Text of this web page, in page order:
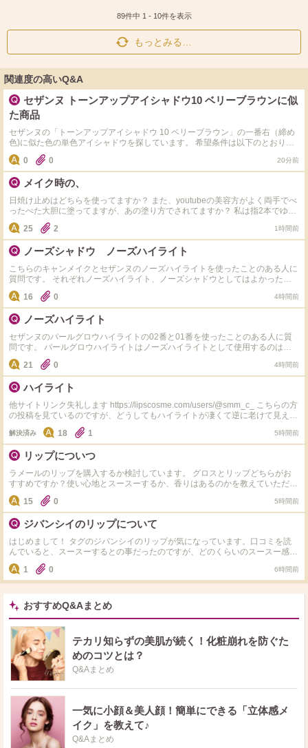
89件中 1 - 10件を表示
もっとみる…
関連度の高いQ&A
セザンヌ トーンアップアイシャドウ10 ベリーブラウンに似
た商品
セザンヌの「トーンアップアイシャドウ 10 ベリーブラウン」の一番右（締め
色)に似た色の単色アイシャドウを探しています。 希望条件は以下のとおりで
す。 ・1,000円以下 ・色味ができるだけ似ている ・大粒ラメではなく、小さ
なラメや繊細なパール感がある 「これはかなり似ている」「実際に代用して
いる」という商品があれば、メーカー名・商品名・色番も教えていただけると
嬉しいです。 よろしくお願いします。
0 0 20分前
メイク時の、
日焼け止めはどちらを使ってますか？ また、youtubeの美容方がよく両手でべ
ったべた大胆に塗ってますが、あの塗り方でされてますか？ 私は指2本でゆっ
くり丁寧に塗ってます。
25 2 1時間前
ノーズシャドウ ノーズハイライト
こちらのキャンメイクとセザンヌのノーズハイライトを使ったことのある人に
質問です。 それぞれノーズハイライト、ノーズシャドウとしてはよかったで
すか？ また他にノーズハイライト/ノーズシャドウとして優秀なプチプラコス
メがあったら教えてください
16 0 4時間前
ノーズハイライト
セザンヌのパールグロウハイライトの02番と01番を使ったことのある人に質
問です。 パールグロウハイライトはノーズハイライトとして使用するのはあ
りですか? 買おうか迷っているのですがかなりきらめきが強いので浮いて変に
ならないか心配です。 また私は肌の黄身がかなり強いのですがその場合、01
番と02番どっちの方が馴染みやすいですか？
21 0 4時間前
ハイライト
他サイトリンク失礼します https://lipscosme.com/users/@smm_c_ こちらの方
の投稿を見ているのですが、どうしてもハイライトが凄くて逆に老けて見える
なーって思っちゃうんですけどみなさんどうですか？
解決済み 18 1 5時間前
リップについつ
ラメールのリップを購入するか検討しています。 グロスとリップどちらがお
すすめですか？使い心地とスースーするか、香りはあるのかを教えていただき
たいです。
15 0 5時間前
ジバンシイのリップについて
はじめまして！ タグのジバンシイのリップが気になっています。口コミを読
んでいると、スースーするとの事だったのですが、どのくらいのスースー感で
しょうか？ 使ったことのあるリップで、 JILLSTUARTのプランパー VISEのプ
ランパー このどちらかと比較して頂きたいです。 試したことのある方、お願
いいたします！
1 0 6時間前
おすすめQ&Aまとめ
テカリ知らずの美肌が続く！化粧崩れを防ぐた
めのコツとは？
Q&Aまとめ
一気に小顔＆美人顔！簡単にできる「立体感メ
イク」を教えて♪
Q&Aまとめ